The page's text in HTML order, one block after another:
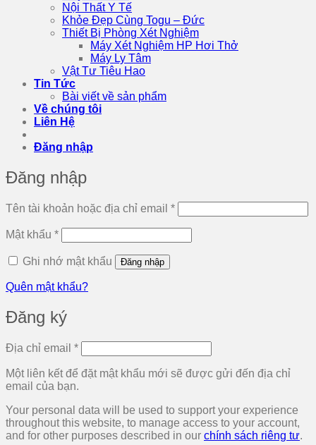
Nội Thất Y Tế
Khỏe Đẹp Cùng Togu – Đức
Thiết Bị Phòng Xét Nghiệm
Máy Xét Nghiệm HP Hơi Thở
Máy Ly Tâm
Vật Tư Tiêu Hao
Tin Tức
Bài viết về sản phẩm
Về chúng tôi
Liên Hệ
Đăng nhập
Đăng nhập
Tên tài khoản hoặc địa chỉ email *Bắt
buộc
Mật khẩu *Bắt
buộc
Ghi nhớ mật khẩu
Đăng nhập
Quên mật khẩu?
Đăng ký
Địa chỉ email *Bắt
buộc
Một liên kết để đặt mật khẩu mới sẽ được gửi đến địa chỉ
email của bạn.
Your personal data will be used to support your experience
throughout this website, to manage access to your account,
and for other purposes described in our chính sách riêng tư.